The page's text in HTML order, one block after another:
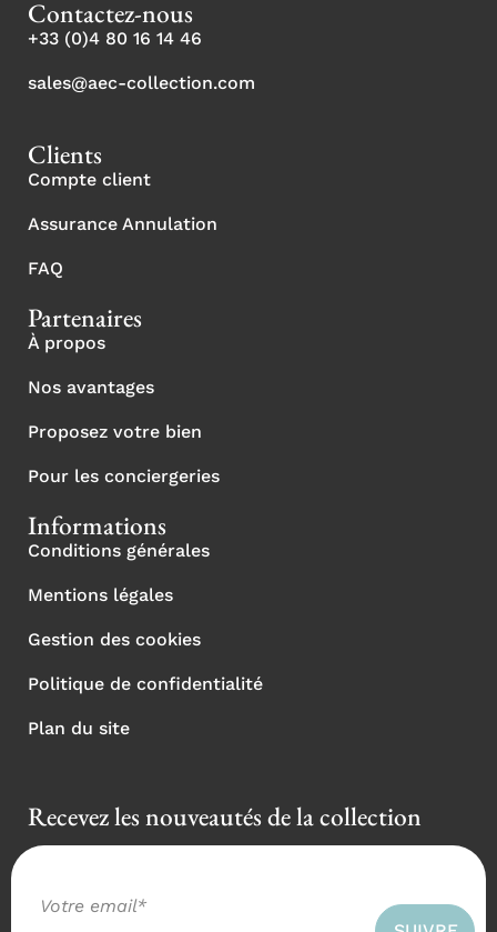
Contactez-nous
+33 (0)4 80 16 14 46
sales@aec-collection.com
Clients
Compte client
Assurance Annulation
FAQ
Partenaires
À propos
Nos avantages
Proposez votre bien
Pour les conciergeries
Informations
Conditions générales
Mentions légales
Gestion des cookies
Politique de confidentialité
Plan du site
Recevez les nouveautés de la collection